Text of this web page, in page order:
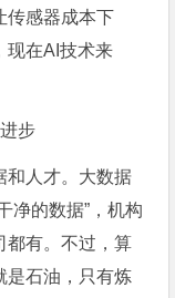
传感器成本下
现在AI技术来
步
和人才。大数据
净的数据”，机构
都有。不过，算
是石油，只有炼